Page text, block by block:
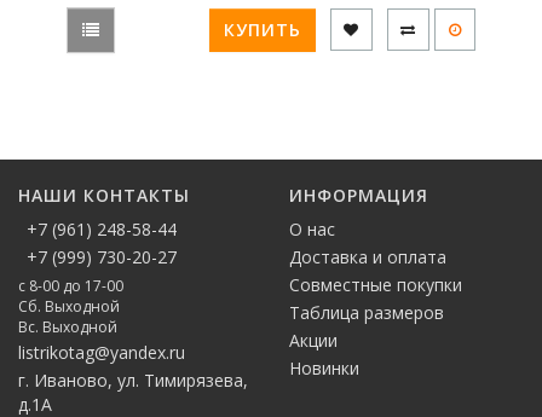
КУПИТЬ
НАШИ КОНТАКТЫ
+7 (961) 248-58-44
+7 (999) 730-20-27
с 8-00 до 17-00
Сб. Выходной
Вс. Выходной
listrikotag@yandex.ru
г. Иваново, ул. Тимирязева,
д.1А
ИНФОРМАЦИЯ
О нас
Доставка и оплата
Совместные покупки
Таблица размеров
Акции
Новинки